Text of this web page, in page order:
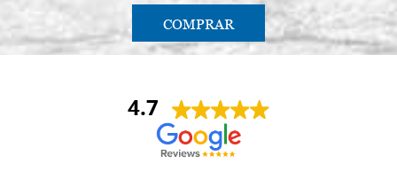
COMPRAR
4.7